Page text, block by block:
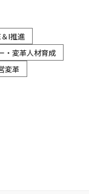
＆I推進
・変革人材育成
変革